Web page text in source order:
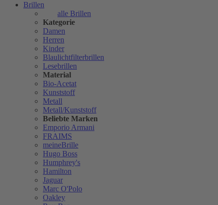
Brillen
alle Brillen
Kategorie
Damen
Herren
Kinder
Blaulichtfilterbrillen
Lesebrillen
Material
Bio-Acetat
Kunststoff
Metall
Metall/Kunststoff
Beliebte Marken
Emporio Armani
FRAIMS
meineBrille
Hugo Boss
Humphrey's
Hamilton
Jaguar
Marc O'Polo
Oakley